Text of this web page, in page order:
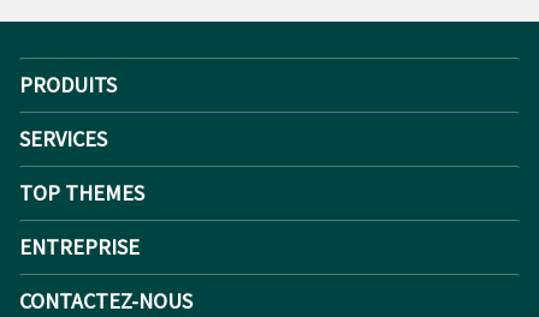
PRODUITS
SERVICES
TOP THEMES
ENTREPRISE
CONTACTEZ-NOUS